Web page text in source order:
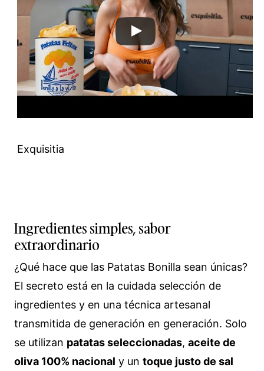
Exquisitia
Ingredientes simples, sabor
extraordinario
¿Qué hace que las Patatas Bonilla sean únicas?
El secreto está en la cuidada selección de
ingredientes y en una técnica artesanal
transmitida de generación en generación. Solo
se utilizan patatas seleccionadas, aceite de
oliva 100% nacional y un toque justo de sal